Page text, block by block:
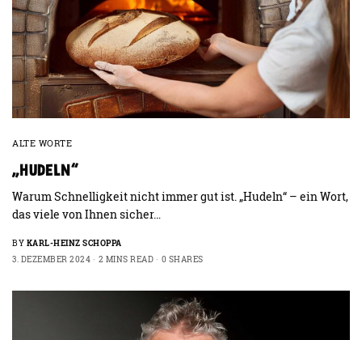
ALTE WORTE
„HUDELN“
Warum Schnelligkeit nicht immer gut ist. „Hudeln“ – ein Wort,
das viele von Ihnen sicher…
BY KARL-HEINZ SCHOPPA
3. DEZEMBER 2024
2 MINS READ 0 SHARES